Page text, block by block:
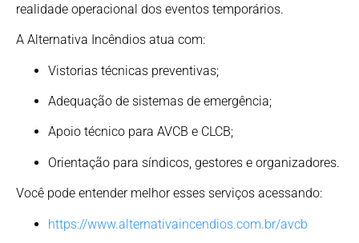
realidade operacional dos eventos temporários.
A Alternativa Incêndios atua com:
Vistorias técnicas preventivas;
Adequação de sistemas de emergência;
Apoio técnico para AVCB e CLCB;
Orientação para síndicos, gestores e organizadores.
Você pode entender melhor esses serviços acessando:
https://www.alternativaincendios.com.br/avcb